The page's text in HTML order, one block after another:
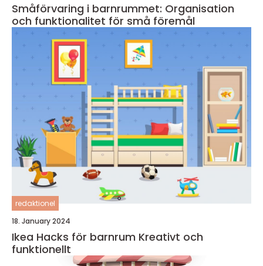
Småförvaring i barnrummet: Organisation
och funktionalitet för små föremål
redaktionel
18. January 2024
Ikea Hacks för barnrum Kreativt och
funktionellt